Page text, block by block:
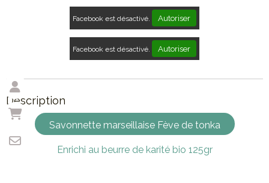
Facebook est désactivé. Autoriser
Facebook est désactivé. Autoriser
Description
Savonnette marseillaise Fève de tonka
Enrichi au beurre de karité bio 125gr